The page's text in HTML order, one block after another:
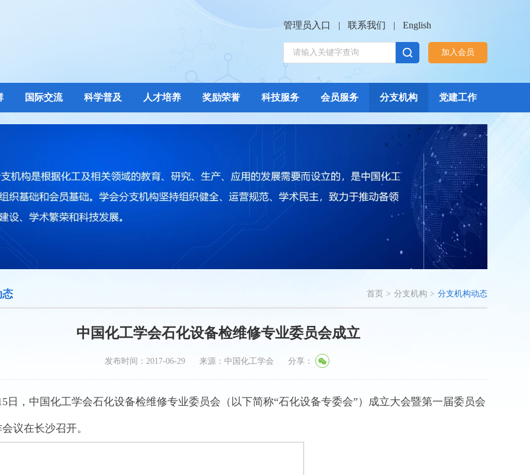
管理员入口 | 联系我们 | English
加入会员
国际交流 科学普及 人才培养 奖励荣誉 科技服务 会员服务 分支机构 党建工作
态 首页 > 分支机构 > 分支机构动态
中国化工学会石化设备检维修专业委员会成立
发布时间：2017-06-29 来源：中国化工学会 分享：
日，中国化工学会石化设备检维修专业委员会（以下简称“石化设备专委会”）成立大会暨第一届委员会
议在长沙召开。